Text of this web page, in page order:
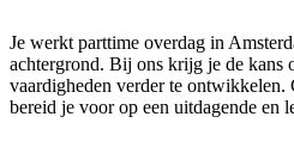
Je werkt parttime overdag in
achtergrond. Bij ons krijg je de kans
vaardigheden verder te ontwikkelen.
bereid je voor op een uitdagende en